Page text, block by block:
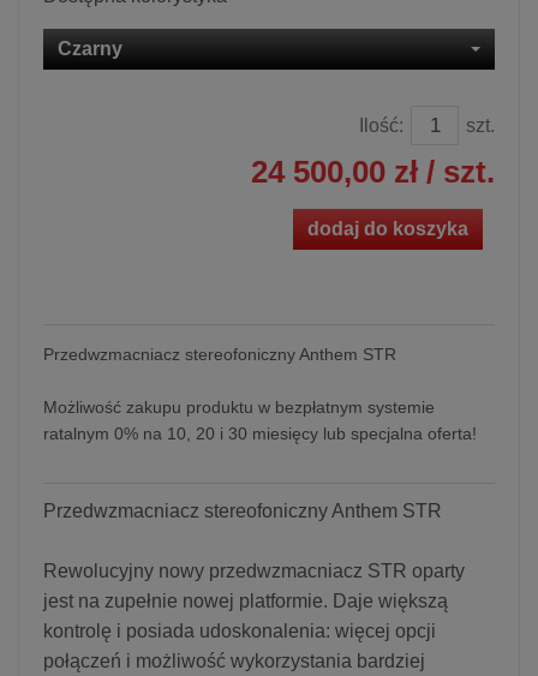
Czarny
Ilość: szt.
24 500,00 zł / szt.
dodaj do koszyka
Przedwzmacniacz stereofoniczny Anthem STR
Możliwość zakupu produktu w bezpłatnym systemie
ratalnym 0% na 10, 20 i 30 miesięcy lub specjalna oferta!
Przedwzmacniacz stereofoniczny Anthem STR
Rewolucyjny nowy przedwzmacniacz STR oparty
jest na zupełnie nowej platformie. Daje większą
kontrolę i posiada udoskonalenia: więcej opcji
połączeń i możliwość wykorzystania bardziej